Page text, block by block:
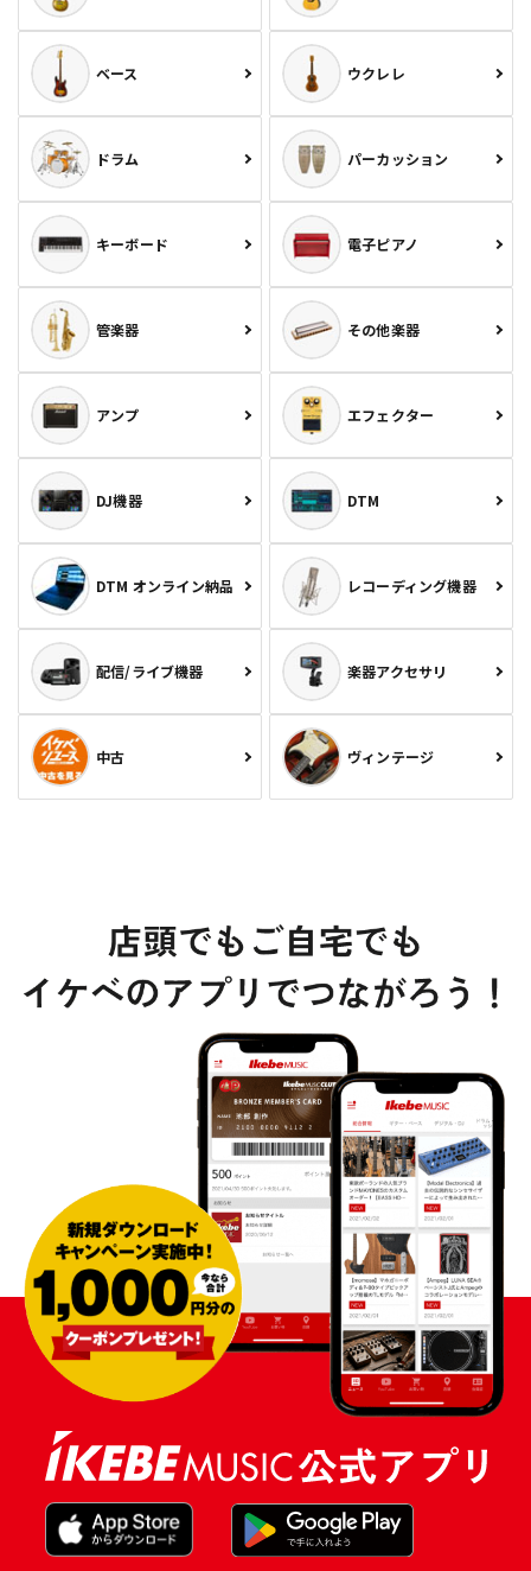
ベース ウクレレ
ドラム パーカッション
キーボード 電子ピアノ
管楽器 その他楽器
アンプ エフェクター
DJ機器 DTM
DTM オンライン納品 レコーディング機器
配信/ライブ機器 楽器アクセサリ
中古 ヴィンテージ